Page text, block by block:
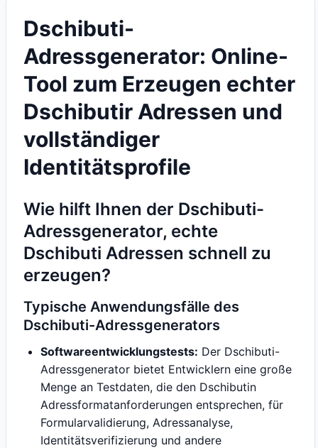
Dschibuti-
Adressgenerator: Online-
Tool zum Erzeugen echter
Dschibutir Adressen und
vollständiger
Identitätsprofile
Wie hilft Ihnen der Dschibuti-
Adressgenerator, echte
Dschibuti Adressen schnell zu
erzeugen?
Typische Anwendungsfälle des
Dschibuti-Adressgenerators
Softwareentwicklungstests: Der Dschibuti-
Adressgenerator bietet Entwicklern eine große
Menge an Testdaten, die den Dschibutin
Adressformatanforderungen entsprechen, für
Formularvalidierung, Adressanalyse,
Identitätsverifizierung und andere